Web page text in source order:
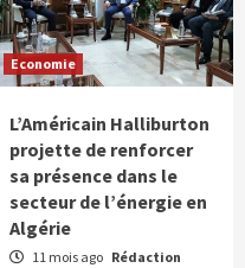
Economie
L’Américain Halliburton
projette de renforcer
sa présence dans le
secteur de l’énergie en
Algérie
11 mois ago Rédaction